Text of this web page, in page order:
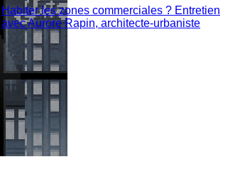
Habiter les zones commerciales ? Entretien
avec Aurore Rapin, architecte-urbaniste